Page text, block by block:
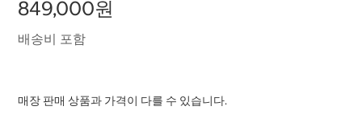
849,000원
배송비 포함
매장 판매 상품과 가격이 다를 수 있습니다.